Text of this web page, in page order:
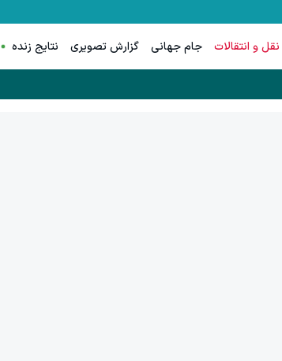
نقل و انتقالات جام جهانی گزارش تصویری نتایج زنده